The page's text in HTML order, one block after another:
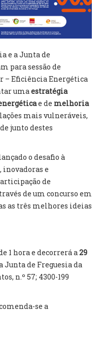
EXECUTIVO
e a Junta de
para sessão de
– Eficiência Energética
uma estratégia
e de melhoria
mais vulneráveis,
junto destes
o desafio à
inovadoras e
de
de um concurso em
as três melhores ideias
1 hora e decorrerá a 29
Junta de Freguesia da
n.º 57; 4300-199
se a